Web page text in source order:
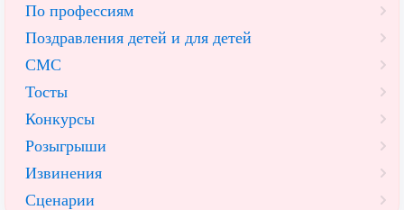
По профессиям
Поздравления детей и для детей
СМС
Тосты
Конкурсы
Розыгрыши
Извинения
Сценарии